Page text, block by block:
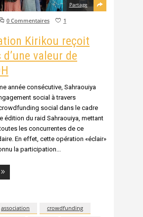
Partage
0 Commentaires 1
Kirikou reçoit
valeur de
année consécutive, Sahraouiya
social à travers
social dans le cadre
édition du raid Sahraouiya, mettant
les concurrentes de ce
En effet, cette opération «éclair»
la participation
association
crowdfunding